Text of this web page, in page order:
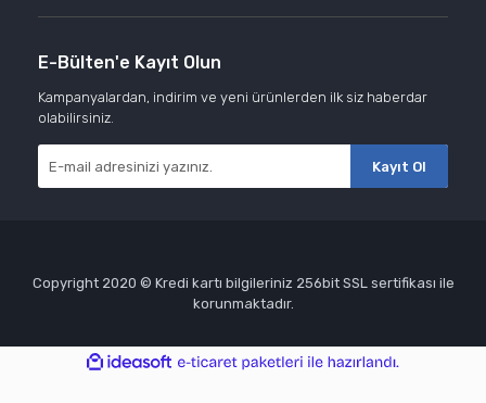
E-Bülten'e Kayıt Olun
Kampanyalardan, indirim ve yeni ürünlerden ilk siz haberdar
olabilirsiniz.
Kayıt Ol
Copyright 2020 © Kredi kartı bilgileriniz 256bit SSL sertifikası ile
korunmaktadır.
ideasoft
e-